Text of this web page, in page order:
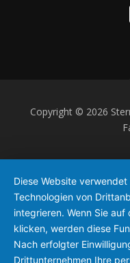
Copyright © 2026
Diese Website
Technologien von
integrieren. Wenn Sie auf
klicken, werden diese
Nach erfolgter
Drittunternehmen Ihre